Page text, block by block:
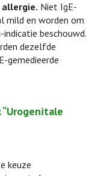
allergie. Niet IgE-
mild en worden om
beschouwd.
dezelfde
gemedieerde
keuze